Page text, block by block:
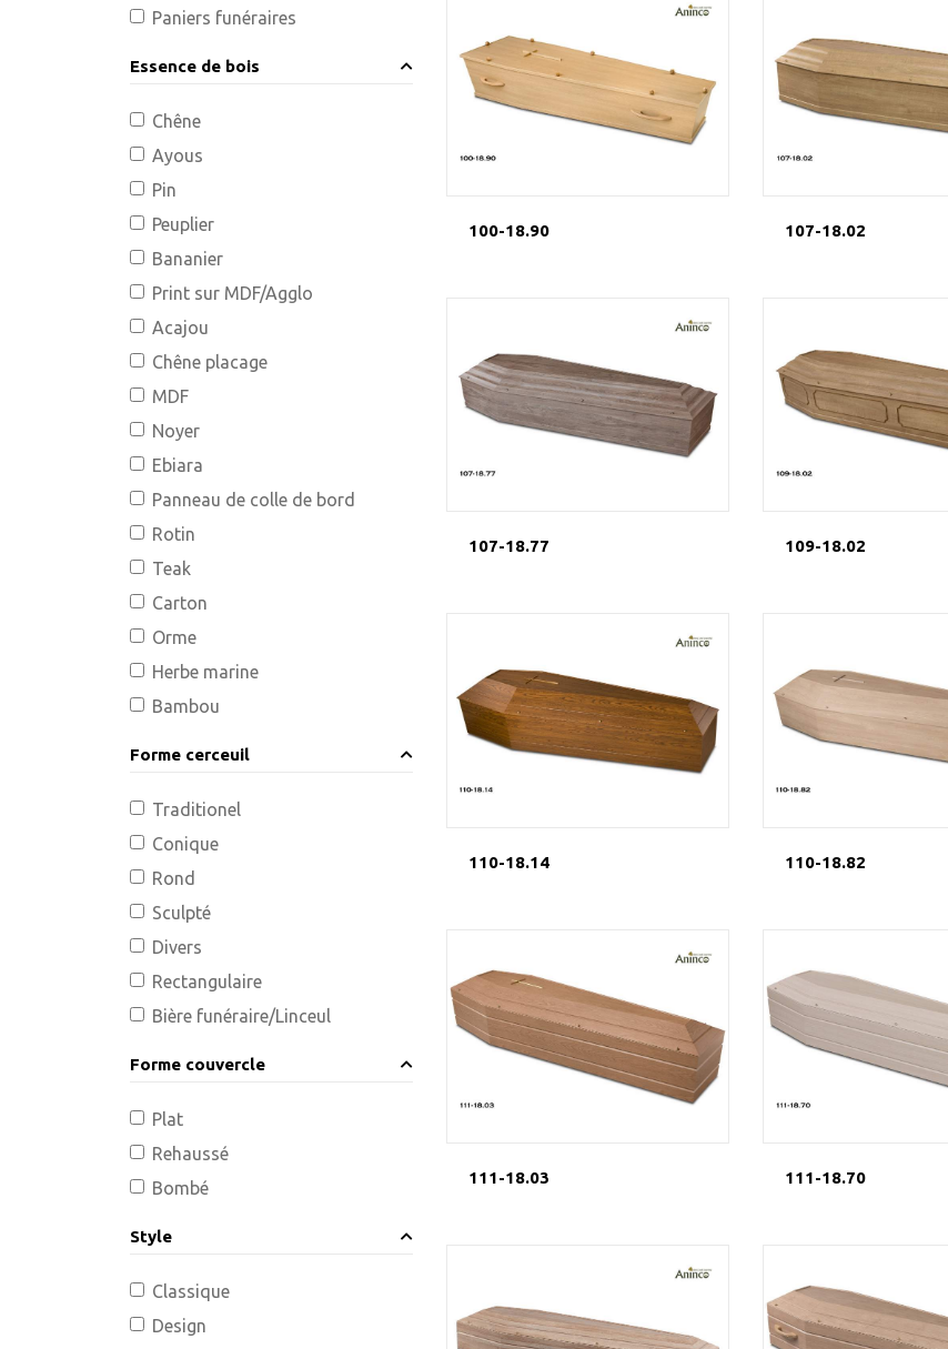
Paniers funéraires
Essence de bois
Chêne
Ayous
Pin
Peuplier
Bananier
Print sur MDF/Agglo
Acajou
Chêne placage
MDF
Noyer
Ebiara
Panneau de colle de bord
Rotin
Teak
Carton
Orme
Herbe marine
Bambou
Forme cerceuil
Traditionel
Conique
Rond
Sculpté
Divers
Rectangulaire
Bière funéraire/Linceul
Forme couvercle
Plat
Rehaussé
Bombé
Style
Classique
Design
100-18.90 107-18.02
107-18.77 109-18.02
110-18.14 110-18.82
111-18.03 111-18.70